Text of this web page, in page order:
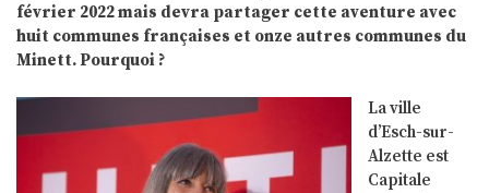
février 2022 mais devra partager cette aventure avec
huit communes françaises et onze autres communes du
Minett. Pourquoi ?
La ville
d’Esch-sur-
Alzette est
Capitale